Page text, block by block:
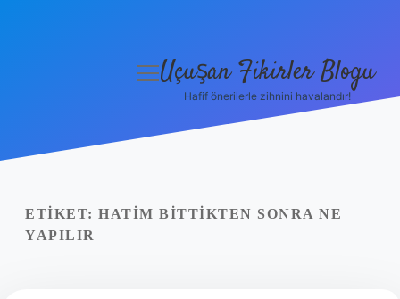
Yasal Uyarı
menüyü
Uçuşan Fikirler Blogu
Hafif önerilerle zihnini havalandır!
ETIKET: HATIM BITTIKTEN SONRA NE
YAPILIR